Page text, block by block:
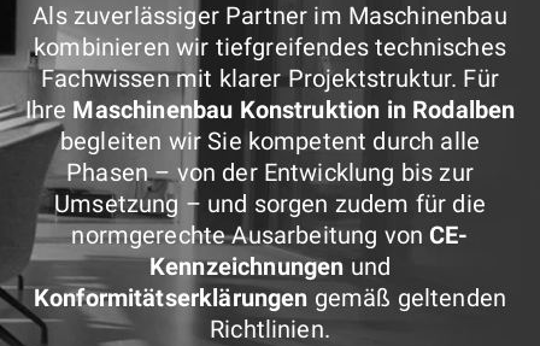
Als zuverlässiger Partner im Maschinenbau
kombinieren wir tiefgreifendes technisches
Fachwissen mit klarer Projektstruktur. Für
Ihre Maschinenbau Konstruktion in Rodalben
begleiten wir Sie kompetent durch alle
Phasen – von der Entwicklung bis zur
Umsetzung – und sorgen zudem für die
normgerechte Ausarbeitung vonCE-
Kennzeichnungen und
Konformitätserklärungen gemäß geltenden
Richtlinien.